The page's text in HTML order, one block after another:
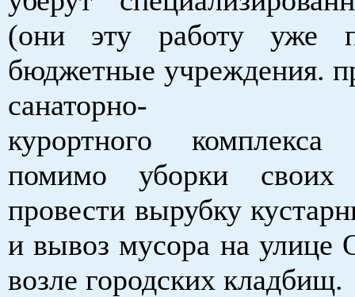
(они эту работу уже
бюджетные учреждения.
санаторно-
курортного комплекса
помимо уборки своих
провести вырубку
и вывоз мусора на улице
возле городских кладбищ.